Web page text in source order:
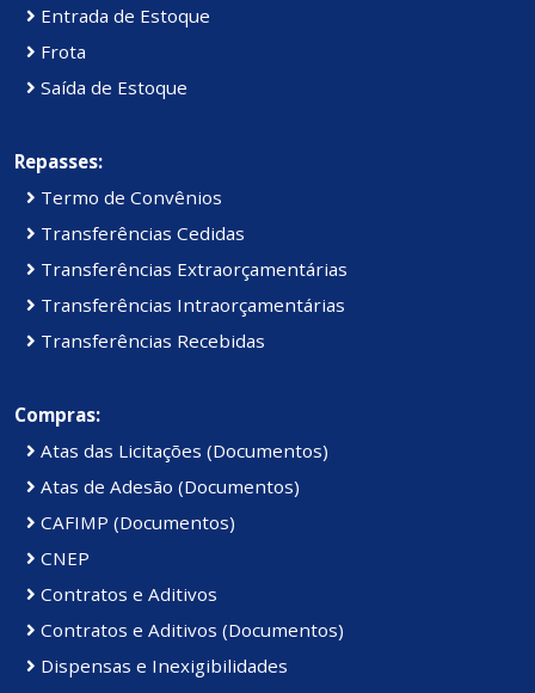
Entrada de Estoque
Frota
Saída de Estoque
Repasses:
Termo de Convênios
Transferências Cedidas
Transferências Extraorçamentárias
Transferências Intraorçamentárias
Transferências Recebidas
Compras:
Atas das Licitações (Documentos)
Atas de Adesão (Documentos)
CAFIMP (Documentos)
CNEP
Contratos e Aditivos
Contratos e Aditivos (Documentos)
Dispensas e Inexigibilidades